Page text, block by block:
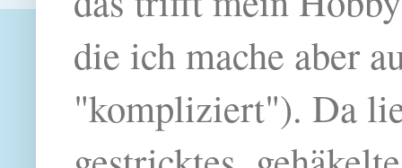
die ich mache aber
"kompliziert"). Da